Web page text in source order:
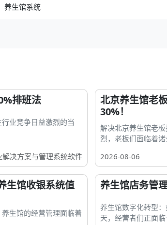
排班法
业竞争日益激烈的当
决方案与管理系统软件
北京养生馆老
30%！
解决北京养生馆老
烈，老板们面临着
2026-08-06
生馆收银系统值
生馆的经营管理面临着
养生馆店务管
养生馆数字化转型
天，经营者们正面